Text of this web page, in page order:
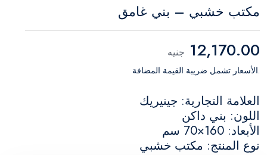
مكتب خشبي – بني غامق
12,170.00 جنيه
.الأسعار تشمل ضريبة القيمة المضافة
العلامة التجارية: جينيريك
اللون: بني داكن
الأبعاد: 160×70 سم
نوع المنتج: مكتب خشبي